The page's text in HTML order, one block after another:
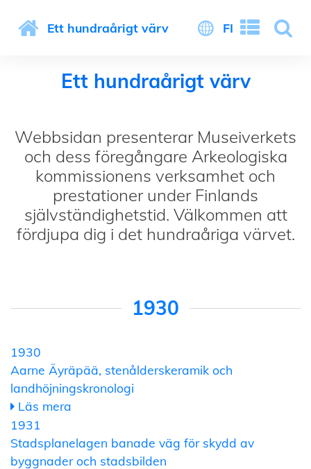
Ett hundraårigt värv FI
Ett hundraårigt värv
Webbsidan presenterar Museiverkets
och dess föregångare Arkeologiska
kommissionens verksamhet och
prestationer under Finlands
självständighetstid. Välkommen att
fördjupa dig i det hundraåriga värvet.
1930
1930
Aarne Äyräpää, stenålderskeramik och
landhöjningskronologi
Läs mera
1931
Stadsplanelagen banade väg för skydd av
byggnader och stadsbilden